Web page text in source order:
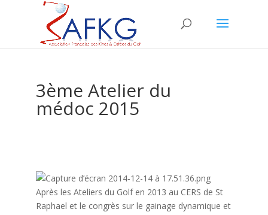
3ème Atelier du
médoc 2015
Après les Ateliers du Golf en 2013 au CERS de St
Raphael et le congrès sur le gainage dynamique et